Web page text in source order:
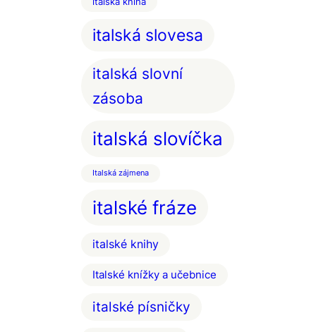
italská slovesa
italská slovní
zásoba
italská slovíčka
Italská zájmena
italské fráze
italské knihy
Italské knížky a učebnice
italské písničky